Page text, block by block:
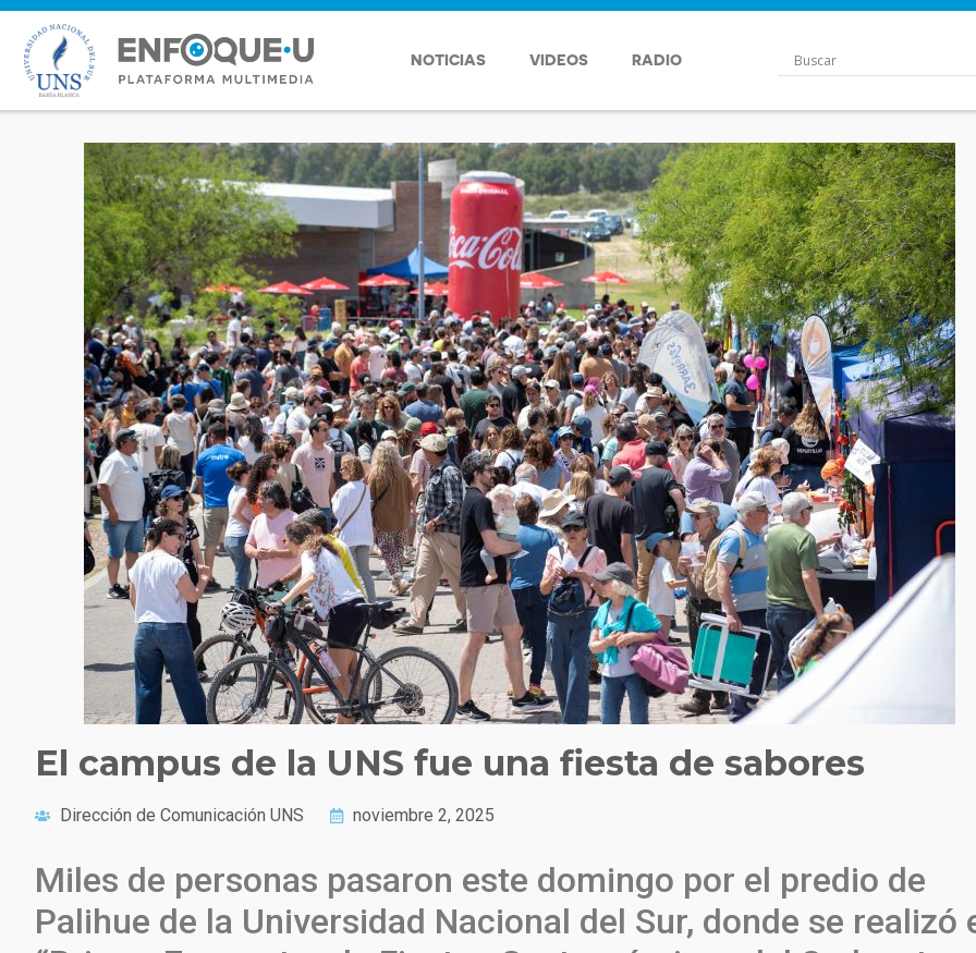
NOTICIAS VIDEOS RADIO
El campus de la UNS fue una fiesta de sabores
Dirección de Comunicación UNS noviembre 2, 2025
Miles de personas pasaron este domingo por el predio de
Palihue de la Universidad Nacional del Sur, donde se realizó